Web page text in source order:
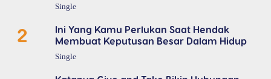
Single
2
Ini Yang Kamu Perlukan Saat Hendak
Membuat Keputusan Besar Dalam Hidup
Single